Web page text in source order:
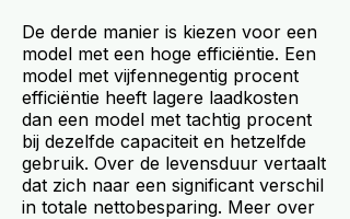
De derde manier is kiezen voor een
model met een hoge efficiëntie. Een
model met vijfennegentig procent
efficiëntie heeft lagere laadkosten
dan een model met tachtig procent
bij dezelfde capaciteit en hetzelfde
gebruik. Over de levensduur vertaalt
dat zich naar een significant verschil
in totale nettobesparing. Meer over